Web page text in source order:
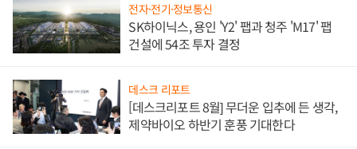
전자·전기·정보통신
SK하이닉스, 용인 'Y2' 팹과 청주 'M17' 팹
건설에 54조 투자 결정
데스크 리포트
[데스크리포트 8월] 무더운 입추에 든 생각,
제약바이오 하반기 훈풍 기대한다